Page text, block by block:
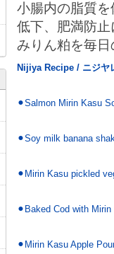
小腸内の脂質
低下、肥満防
みりん粕を毎
Nijiya Recipe / ニジヤ
⚫︎Salmon Mirin Kasu
⚫︎Soy milk banana
⚫︎Mirin Kasu pickled
⚫︎Baked Cod with
⚫︎Mirin Kasu Apple